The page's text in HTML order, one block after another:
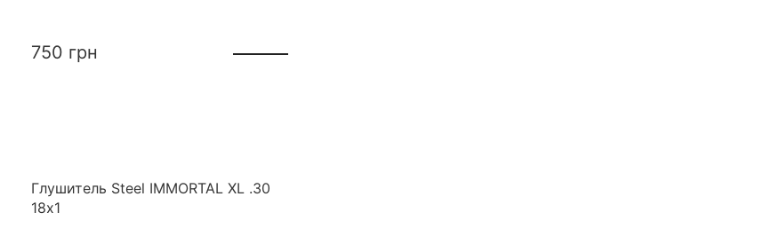
750 грн
Глушитель Steel IMMORTAL XL .30
18х1